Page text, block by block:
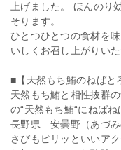
上げました。 ​ほんのり
そります。 ​
ひとつひとつの食材を
いしくお召し上がりいた
■【天然もち鮪のねばと
天然もち鮪と相性抜群
の“天然もち鮪“にねばね
長野県 安曇野（あづみ
さびもピリッといいア